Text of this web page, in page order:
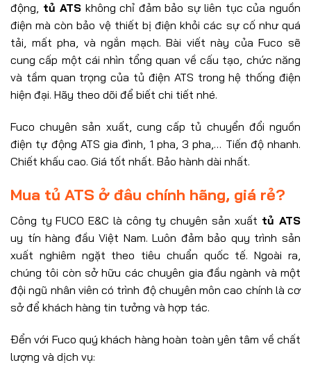
động, tủ ATS không chỉ đảm bảo sự liên tục của nguồn
điện mà còn bảo vệ thiết bị điện khỏi các sự cố như quá
tải, mất pha, và ngắn mạch. Bài viết này của Fuco sẽ
cung cấp một cái nhìn tổng quan về cấu tạo, chức năng
và tầm quan trọng của tủ điện ATS trong hệ thống điện
hiện đại. Hãy theo dõi để biết chi tiết nhé.
Fuco chuyên sản xuất, cung cấp tủ chuyển đổi nguồn
điện tự động ATS gia đình, 1 pha, 3 pha,… Tiến độ nhanh.
Chiết khấu cao. Giá tốt nhất. Bảo hành dài nhất.
Mua tủ ATS ở đâu chính hãng, giá rẻ?
Công ty FUCO E&C là công ty chuyên sản xuất tủ ATS
uy tín hàng đầu Việt Nam. Luôn đảm bảo quy trình sản
xuất nghiêm ngặt theo tiêu chuẩn quốc tế. Ngoài ra,
chúng tôi còn sở hữu các chuyên gia đầu ngành và một
đội ngũ nhân viên có trình độ chuyên môn cao chính là cơ
sở để khách hàng tin tưởng và hợp tác.
Đển với Fuco quý khách hàng hoàn toàn yên tâm về chất
lượng và dịch vụ: